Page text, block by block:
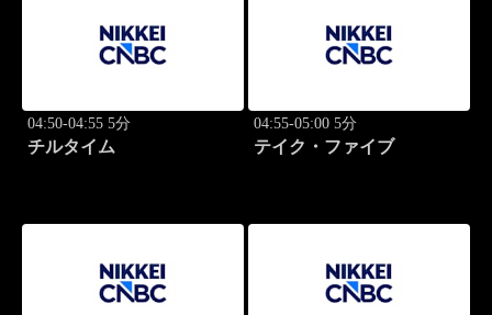
04:50-04:55 5分
チルタイム
04:55-05:00 5分
テイク・ファイブ